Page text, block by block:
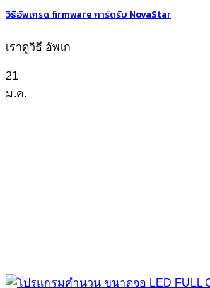
วิธีอัพเกรด firmware การ์ดรับ NovaStar
เราดูวิธี อัพเก
21
ม.ค.